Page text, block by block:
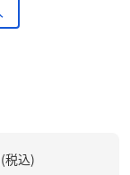
税込)